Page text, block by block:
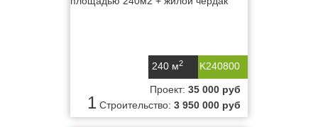
K240800
240 м2
1
Проект: 35 000 руб
Строительство: 3 950 000 руб